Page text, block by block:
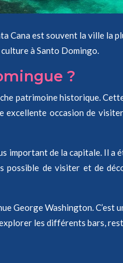
Cana est souvent la ville
à Santo Domingo.
?
patrimoine historique.
occasion de
important de la capitale. Il
possible de visiter et de
George Washington.
explorer les différents bars,